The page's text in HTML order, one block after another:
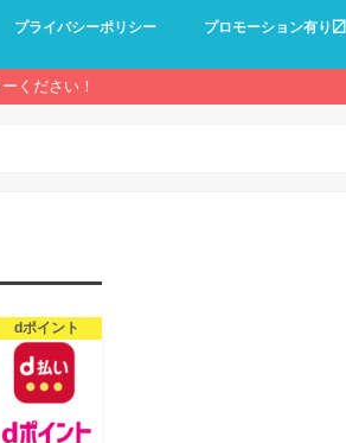
プライバシーポリシー プロモーション有り〼
ください！
dポイント